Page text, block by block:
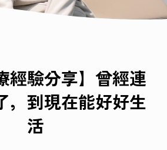
經驗分享】曾經連
，到現在能好好生
活